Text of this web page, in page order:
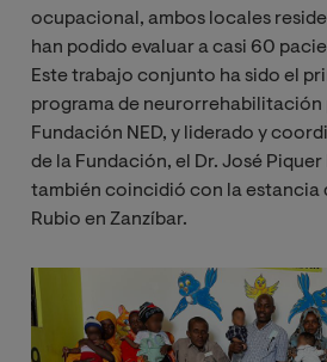
ocupacional, ambos locales
han podido evaluar a casi 60
Este trabajo conjunto ha sido el
programa de
Fundación NED, y liderado y
de la Fundación, el Dr. José
también coincidió con la estancia
Rubio en Zanzíbar.
Image